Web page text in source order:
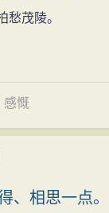
愁茂陵。
感慨
、相思一点。